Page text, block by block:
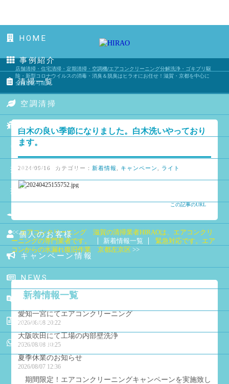
店舗清掃・住宅清掃・定期清掃・空調機/エアコンクリーニング分解洗浄・ゴキブリ駆
除・新型コロナウイルスの消毒・消臭＆脱臭はヒラオにお任せ！滋賀・京都を中心に
全国対応可能！
HOME
事例紹介
清掃一覧
空調清掃
害虫駆除
ウイルス消毒
抗菌チタンコート
抗菌エアコン用フィルター
個人のお客様
キャンペーン情報
NEWS
BLOG
会社概要
お問合せ
白木の良い季節になりました。白木洗いやっており
ます。
2024/09/16 カテゴリー： 新着情報 キャンペーン ライト
この記事のURL
エアコンクリーニング 滋賀の清掃業者HIRAOは、エアコンクリ
ーニングの専門業者です。
新着情報一覧
緊急対応です。エア
コンからの水漏れ復旧作業 京都左京区
新着情報一覧
愛知一宮にてエアコンクリーニング
2026/08/08 20:22
大阪吹田にて工場の内部壁洗浄
2026/08/08 10:25
夏季休業のお知らせ
2026/08/07 12:36
期間限定！エアコンクリーニングキャンペーンを実施致し